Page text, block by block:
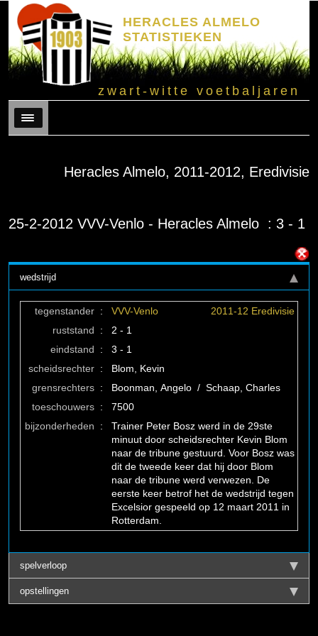
HERACLES ALMELO
STATISTIEKEN
zwart-witte voetbaljaren
Menu
Heracles Almelo, 2011-2012, Eredivisie
25-2-2012 VVV-Venlo - Heracles Almelo : 3 - 1
wedstrijd
tegenstander : VVV-Venlo
2011-12 Eredivisie
ruststand
:
2 - 1
eindstand
:
3 - 1
scheidsrechter :
Blom, Kevin
grensrechters :
Boonman, Angelo / Schaap, Charles
toeschouwers :
7500
bijzonderheden
:
Trainer Peter Bosz werd in de 29ste
minuut door scheidsrechter Kevin Blom
naar de tribune gestuurd. Voor Bosz was
dit de tweede keer dat hij door Blom
naar de tribune werd verwezen. De
eerste keer betrof het de wedstrijd tegen
Excelsior gespeeld op 12 maart 2011 in
Rotterdam.
spelverloop
opstellingen